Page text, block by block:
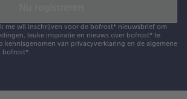
me wil inschrijven voor de bofrost* nieuwsbrief om
leuke inspiratie en nieuws over bofrost* te
kennisgenomen van privacyverklaring en de algemene
bofrost*.